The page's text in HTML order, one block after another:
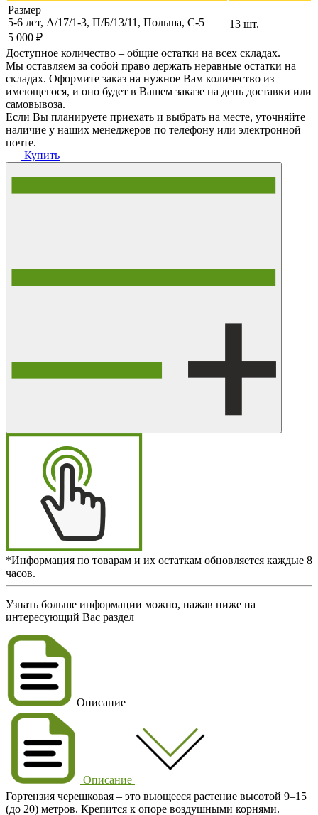
Размер
5-6 лет, A/17/1-3, П/Б/13/11, Польша, C-5
5 000 ₽
13 шт.
Доступное количество – общие остатки на всех складах.
Мы оставляем за собой право держать неравные остатки на
складах. Оформите заказ на нужное Вам количество из
имеющегося, и оно будет в Вашем заказе на день доставки или
самовывоза.
Если Вы планируете приехать и выбрать на месте, уточняйте
наличие у наших менеджеров по телефону или электронной
почте.
Купить
*Информация по товарам и их остаткам обновляется каждые 8
часов.
Узнать больше информации можно, нажав ниже на
интересующий Вас раздел
Описание
Описание
Гортензия черешковая – это вьющееся растение высотой 9–15
(до 20) метров. Крепится к опоре воздушными корнями.